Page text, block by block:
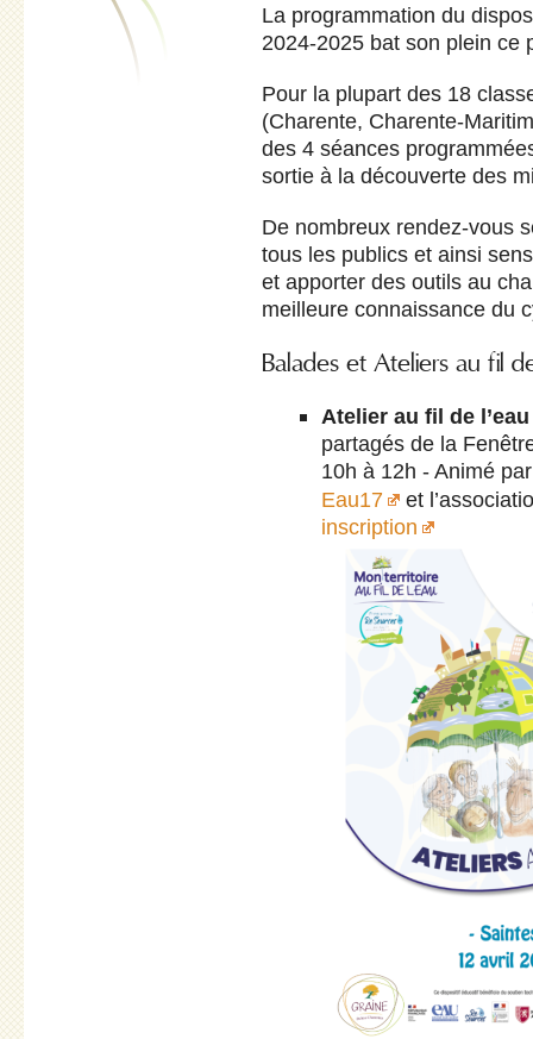
La programmation du
2024-2025 bat son plein ce
Pour la plupart des 18
(Charente, Charente-
des 4 séances
sortie à la découverte des
De nombreux rendez-vous
tous les publics et ainsi
et apporter des outils au
meilleure connaissance du
Balades et Ateliers au fil
Atelier au fil de l’eau
partagés de la
10h à 12h - Animé
Eau17
et
inscription